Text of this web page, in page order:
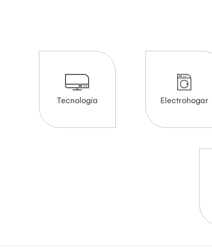
Tecnología Electrohogar